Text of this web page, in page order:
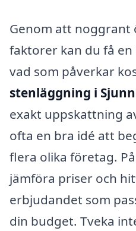
Genom att noggrant
faktorer kan du få
vad som påverkar
stenläggning i
exakt uppskattning
ofta en bra idé att
flera olika företag.
jämföra priser och
erbjudandet som
din budget. Tveka